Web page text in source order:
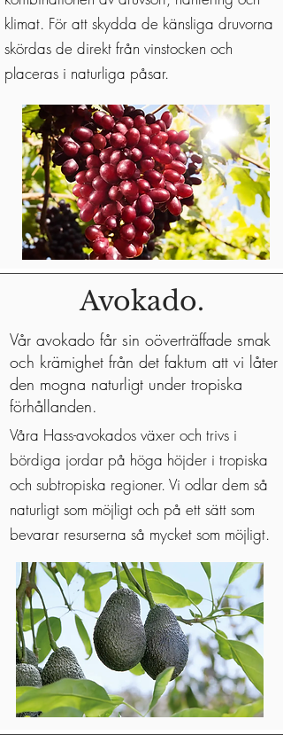
klimat. För att skydda de känsliga druvorna
skördas de direkt från vinstocken och
placeras i naturliga påsar.
Avokado.
Vår avokado får sin oöverträffade smak
och krämighet från det faktum att vi låter
den mogna naturligt under tropiska
förhållanden.
Våra Hass-avokados växer och trivs i
bördiga jordar på höga höjder i tropiska
och subtropiska regioner. Vi odlar dem så
naturligt som möjligt och på ett sätt som
bevarar resurserna så mycket som möjligt.